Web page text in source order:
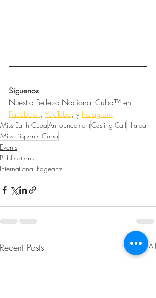
Siguenos
Nuestra Belleza Nacional Cuba™ en
Facebook, YouTube, y Instagram.
Miss Earth CubaAnnouncementCasting Call Hialeah
Miss Hispanic Cuba
Events
Publications
International Pageants
Recent Posts See All